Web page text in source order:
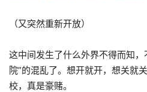
（又突然重新开放）
这中间发生了什么外界不得而知
院”的混乱了。想开就开，想关就
校，真是豪赌。